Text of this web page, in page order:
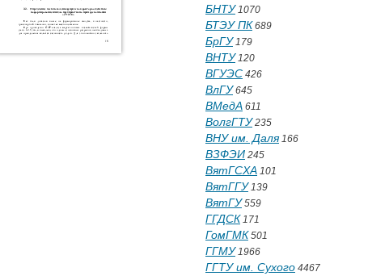
БНТУ1070
БТЭУ ПК 689
БрГУ179
ВНТУ120
ВГУЭС 426
ВлГУ645
ВМедА 611
ВолгГТУ235
ВНУ им. Даля166
ВЗФЭИ 245
ВятГСХА 101
ВятГГУ139
ВятГУ559
ГГДСК 171
ГомГМК 501
ГГМУ1966
ГГТУ им. Сухого 4467